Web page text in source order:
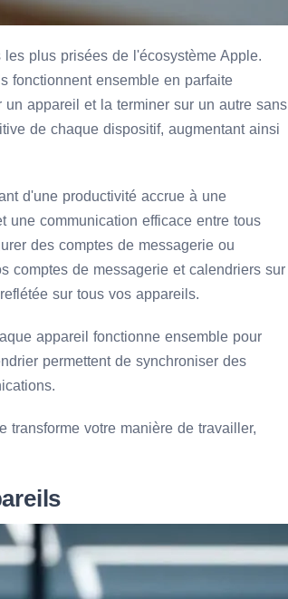
plus prisées de l'écosystème Apple.
fonctionnent ensemble en parfaite
appareil et la terminer sur un autre sans
de chaque dispositif, augmentant ainsi
d'une productivité accrue à une
une communication efficace entre tous
des comptes de messagerie ou
comptes de messagerie et calendriers sur
sur tous vos appareils.
appareil fonctionne ensemble pour
permettent de synchroniser des
transforme votre manière de travailler,